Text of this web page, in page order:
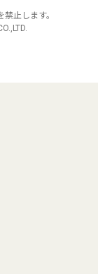
止します。